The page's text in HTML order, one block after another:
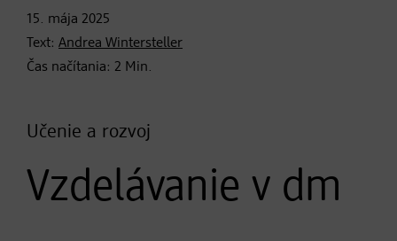
15. mája 2025
Text: Andrea Wintersteller
Čas načítania: 2 Min.
Učenie a rozvoj
Vzdelávanie v dm